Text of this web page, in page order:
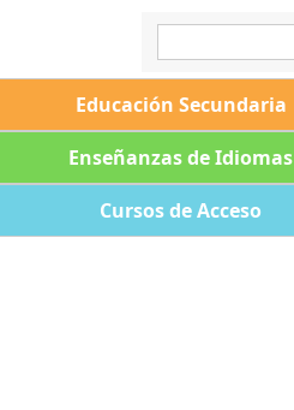
Educación Secundaria
Enseñanzas de Idiomas
Cursos de Acceso